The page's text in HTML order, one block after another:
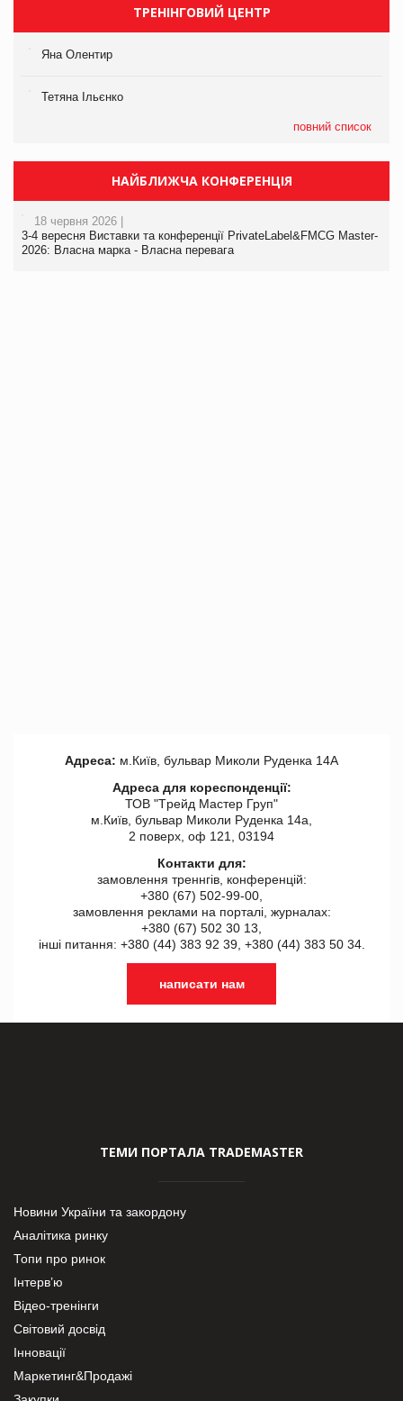
ТРЕНІНГОВИЙ ЦЕНТР
Яна Олентир
Тетяна Ільєнко
повний список
НАЙБЛИЖЧА КОНФЕРЕНЦІЯ
18 червня 2026 |
3-4 вересня Виставки та конференції PrivateLabel&FMCG Master-
2026: Власна марка - Власна перевага
Адреса: м.Київ, бульвар Миколи Руденка 14А
Адреса для кореспонденції:
ТОВ "Tрейд Мастер Груп"
м.Київ, бульвар Миколи Руденка 14а,
2 поверх, оф 121, 03194
Контакти для:
замовлення треннгів, конференцій:
+380 (67) 502-99-00,
замовлення реклами на порталі, журналах:
+380 (67) 502 30 13,
інші питання: +380 (44) 383 92 39, +380 (44) 383 50 34.
написати нам
ТЕМИ ПОРТАЛА TRADEMASTER
Новини України та закордону
Аналітика ринку
Топи про ринок
Інтерв’ю
Відео-тренінги
Світовий досвід
Інновації
Маркетинг&Продажі